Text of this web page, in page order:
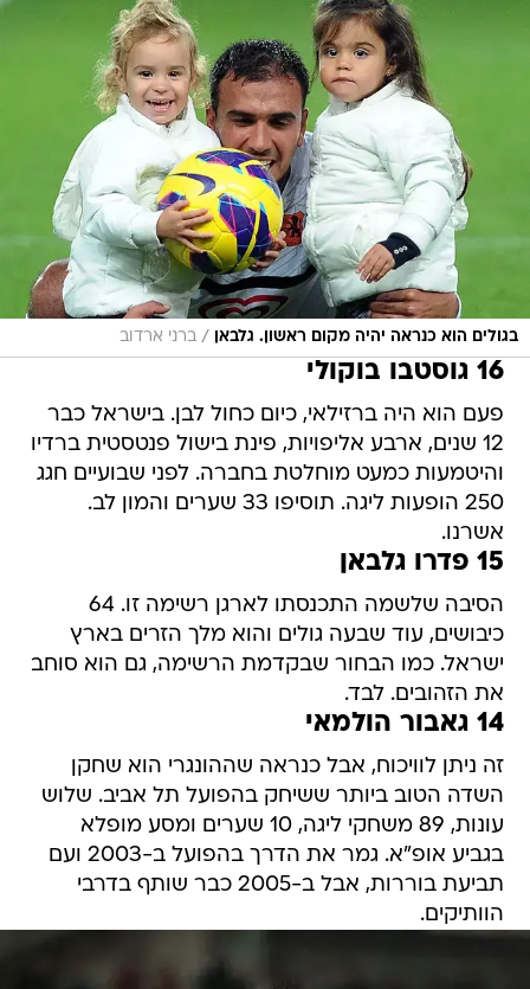
בגולים הוא כנראה יהיה מקום ראשון. גלבאן / ברני ארדוב
16 גוסטבו בוקולי
פעם הוא היה ברזילאי, כיום כחול לבן. בישראל כבר
12 שנים, ארבע אליפויות, פינת בישול פנטסטית ברדיו
והיטמעות כמעט מוחלטת בחברה. לפני שבועיים חגג
250 הופעות ליגה. תוסיפו 33 שערים והמון לב.
אשרנו.
15 פדרו גלבאן
הסיבה שלשמה התכנסתו לארגן רשימה זו. 64
כיבושים, עוד שבעה גולים והוא מלך הזרים בארץ
ישראל. כמו הבחור שבקדמת הרשימה, גם הוא סוחב
את הזהובים. לבד.
14 גאבור הולמאי
זה ניתן לוויכוח, אבל כנראה שההונגרי הוא שחקן
השדה הטוב ביותר ששיחק בהפועל תל אביב. שלוש
עונות, 89 משחקי ליגה, 10 שערים ומסע מופלא
בגביע אופ"א. גמר את הדרך בהפועל ב-2003 ועם
תביעת בוררות, אבל ב-2005 כבר שותף בדרבי
הוותיקים.